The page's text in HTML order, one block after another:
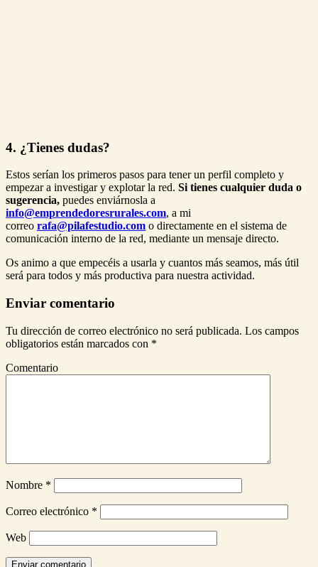
4. ¿Tienes dudas?
Estos serían los primeros pasos para tener un perfil completo y
empezar a investigar y explotar la red. Si tienes cualquier duda o
sugerencia, puedes enviárnosla a
info@emprendedoresrurales.com, a mi
correo rafa@pilafestudio.com o directamente en el sistema de
comunicación interno de la red, mediante un mensaje directo.
Os animo a que empecéis a usarla y cuantos más seamos, más útil
será para todos y más productiva para nuestra actividad.
Enviar comentario
Tu dirección de correo electrónico no será publicada. Los campos
obligatorios están marcados con *
Comentario
Nombre *
Correo electrónico *
Web